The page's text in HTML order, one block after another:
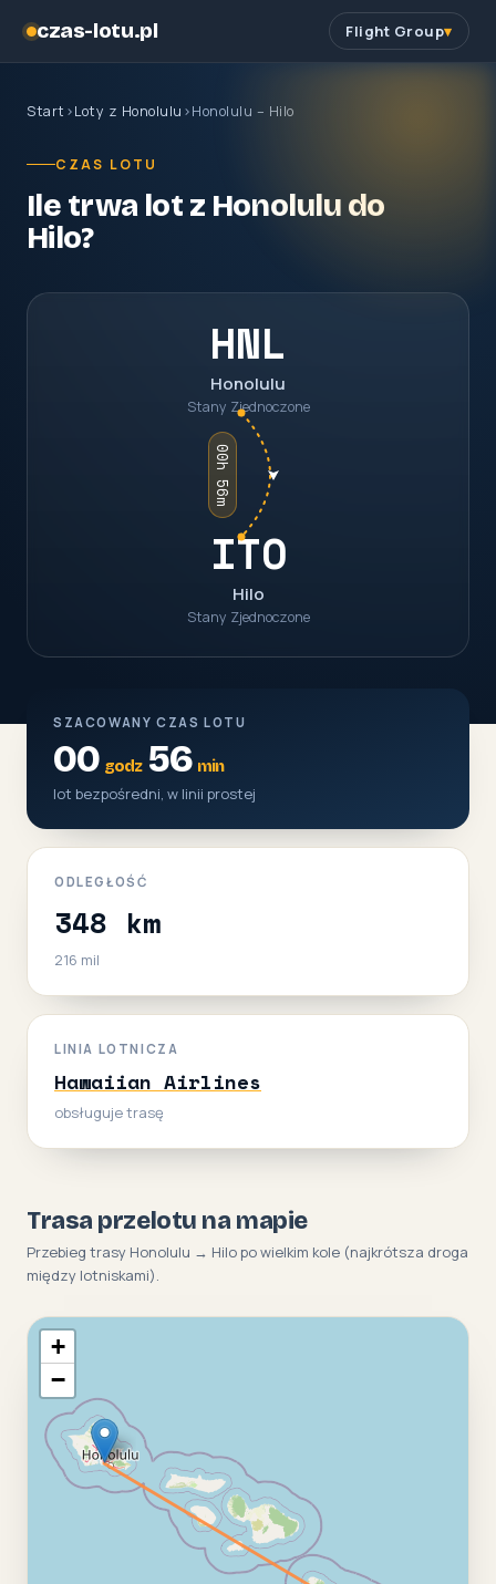
czas-lotu.pl Flight Group
Start ›Loty z Honolulu ›Honolulu – Hilo
CZAS LOTU
Ile trwa lot z Honolulu do
Hilo?
HNL
Honolulu
Stany Zjednoczone
00h 56m
ITO
Hilo
Stany Zjednoczone
SZACOWANY CZAS LOTU
00 godz56 min
lot bezpośredni, w linii prostej
ODLEGŁOŚĆ
348 km
216 mil
LINIA LOTNICZA
Hawaiian Airlines
obsługuje trasę
Trasa przelotu na mapie
Przebieg trasy Honolulu → Hilo po wielkim kole (najkrótsza droga
między lotniskami).
+
−